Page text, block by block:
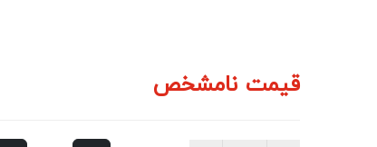
قیمت نامشخص